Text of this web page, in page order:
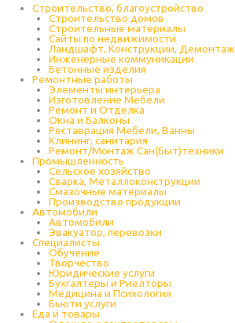
Строительство, благоустройство
Строительство домов
Строительные материалы
Сайты по недвижимости
Ландшафт, Конструкции, Демонтаж
Инженерные коммуникации
Бетонные изделия
Ремонтные работы
Элементы интерьера
Изготовление Мебели
Ремонт и Отделка
Окна и Балконы
Реставрация Мебели, Ванны
Клининг, санитария
Ремонт/Монтаж Сан(Быт)техники
Промышленность
Cельское хозяйство
Сварка, Металлоконструкции
Cмазочные материалы
Производство продукции
Автомобили
Автомобили
Эвакуатор, перевозки
Специалисты
Обучение
Творчество
Юридические услуги
Бухгалтеры и Риелторы
Медицина и Психология
Бьюти услуги
Еда и товары